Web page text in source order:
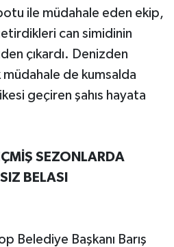
ile müdahale eden ekip,
can simidinin
çıkardı. Denizden
müdahale de kumsalda
geçiren şahıs hayata
SEZONLARDA
BELASI
Belediye Başkanı Barış